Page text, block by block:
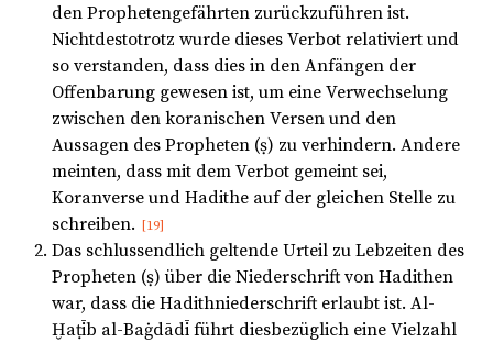
den Prophetengefährten zurückzuführen ist.
Nichtdestotrotz wurde dieses Verbot relativiert und
so verstanden, dass dies in den Anfängen der
Offenbarung gewesen ist, um eine Verwechselung
zwischen den koranischen Versen und den
Aussagen des Propheten (ṣ) zu verhindern. Andere
meinten, dass mit dem Verbot gemeint sei,
Koranverse und Hadithe auf der gleichen Stelle zu
schreiben. [19]
Das schlussendlich geltende Urteil zu Lebzeiten des
Propheten (ṣ) über die Niederschrift von Hadithen
war, dass die Hadithniederschrift erlaubt ist. Al-
Ḫaṭīb al-Baġdādī führt diesbezüglich eine Vielzahl